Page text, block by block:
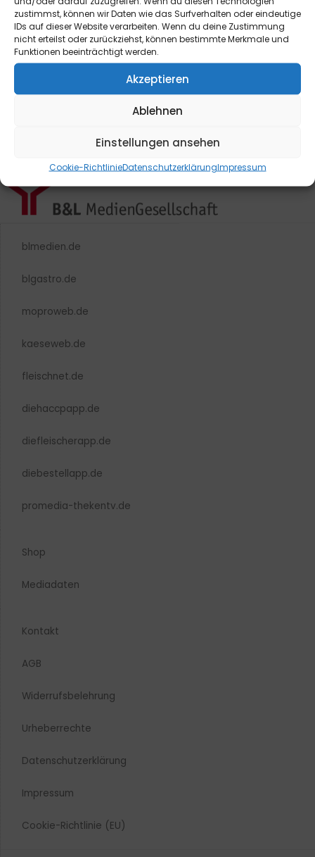
zustimmst, können wir Daten wie das Surfverhalten oder eindeutige
IDs auf dieser Website verarbeiten. Wenn du deine Zustimmung
nicht erteilst oder zurückziehst, können bestimmte Merkmale und
Funktionen beeinträchtigt werden.
Akzeptieren
Ablehnen
Einstellungen ansehen
Cookie-RichtlinieDatenschutzerklärungImpressum
blmedien.de
blgastro.de
moproweb.de
kaeseweb.de
fleischnet.de
diehaccpapp.de
diefleischerapp.de
diebestellapp.de
promedia-thekentv.de
Shop
Mediadaten
Kontakt
AGB
Widerrufsbelehrung
Urheberrechte​
Datenschutzerklärung
Impressum
Cookie-Richtlinie (EU)